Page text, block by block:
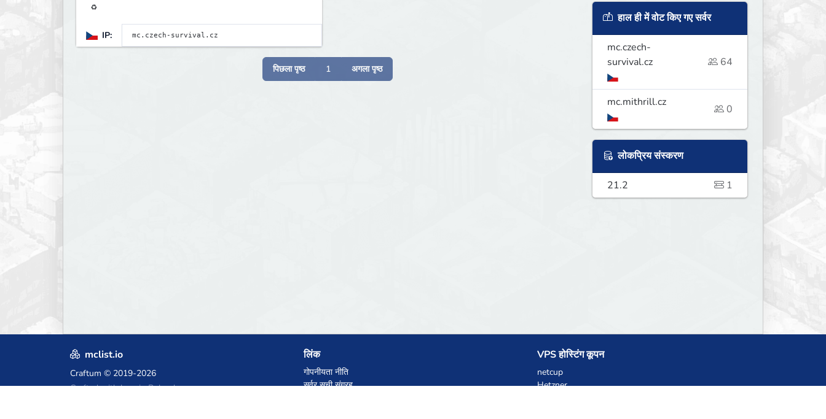
♻
IP:
पिछला पृष्ठ 1 अगला पृष्ठ
हाल ही में वोट किए गए सर्वर
mc.czech-
survival.cz
64
mc.mithrill.cz
0
लोकप्रिय संस्करण
21.2 1
mclist.io
Craftum © 2019-2026
Crafted with love in Poland,
लिंक
गोपनीयता नीति
सर्वर सूची संग्रह
VPS होस्टिंग कूपन
netcup
Hetzner